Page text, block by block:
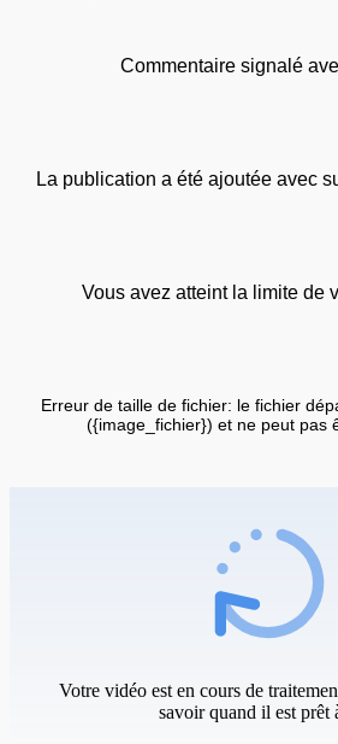
Commentaire signalé
La publication a été ajoutée avec
Vous avez atteint la limite de
Erreur de taille de fichier: le fichier
({image_fichier}) et ne peut pas
Votre vidéo est en cours de
savoir quand il est prêt